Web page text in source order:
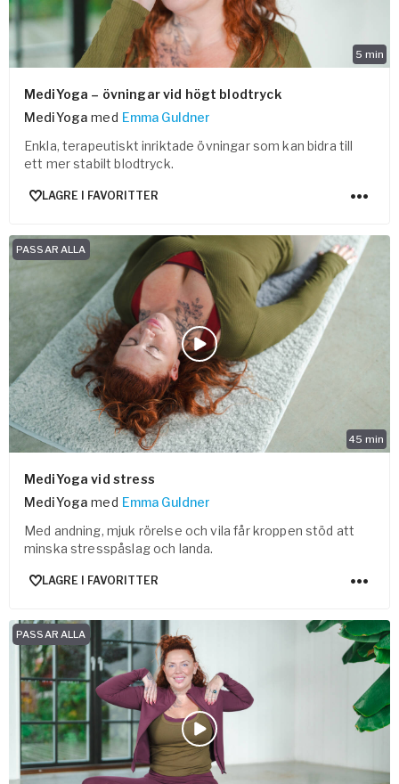
5 min
MediYoga – övningar vid högt blodtryck
MediYoga med Emma Guldner
Enkla, terapeutiskt inriktade övningar som kan bidra till
ett mer stabilt blodtryck.
LAGRE I FAVORITTER
45 min
PASSAR ALLA
MediYoga vid stress
MediYoga med Emma Guldner
Med andning, mjuk rörelse och vila får kroppen stöd att
minska stresspåslag och landa.
LAGRE I FAVORITTER
PASSAR ALLA